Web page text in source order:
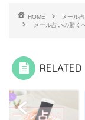
HOME
メール
メール占いの驚く
占い